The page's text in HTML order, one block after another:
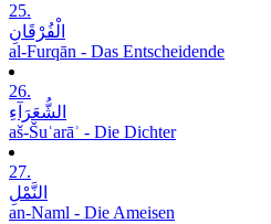
25.
الْفُرْقَانِ
al-Furqān - Das Entscheidende
26.
الشُّعَرَآءِ
aš-Šuʿarāʾ - Die Dichter
27.
النَّمْلِ
an-Naml - Die Ameisen